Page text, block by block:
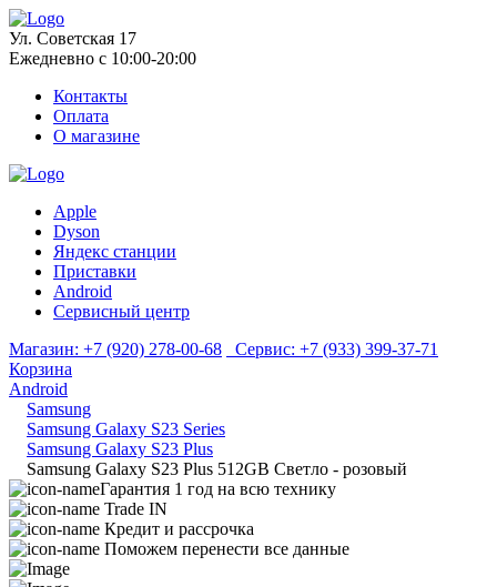
Ул. Советская 17
Ежедневно с 10:00-20:00
Контакты
Оплата
О магазине
Apple
Dyson
Яндекс станции
Приставки
Android
Сервисный центр
Магазин: +7 (920) 278-00-68 Сервис: +7 (933) 399-37-71
Корзина
Android
Samsung
Samsung Galaxy S23 Series
Samsung Galaxy S23 Plus
Samsung Galaxy S23 Plus 512GB Светло - розовый
Гарантия 1 год на всю технику
Trade IN
Кредит и рассрочка
Поможем перенести все данные